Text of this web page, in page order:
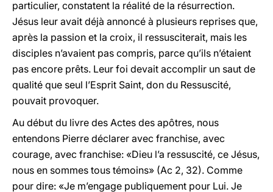
particulier, constatent la réalité de la résurrection.
Jésus leur avait déjà annoncé à plusieurs reprises que,
après la passion et la croix, il ressusciterait, mais les
disciples n’avaient pas compris, parce qu’ils n’étaient
pas encore prêts. Leur foi devait accomplir un saut de
qualité que seul l’Esprit Saint, don du Ressuscité,
pouvait provoquer.
Au début du livre des Actes des apôtres, nous
entendons Pierre déclarer avec franchise, avec
courage, avec franchise: «Dieu l’a ressuscité, ce Jésus,
nous en sommes tous témoins» (Ac 2, 32). Comme
pour dire: «Je m’engage publiquement pour Lui. Je